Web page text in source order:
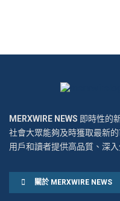
MERXWIRE NEWS 即時性的
社會大眾能夠及時獲取最新
用戶和讀者提供高品質、深
關於 MERXWIRE NEWS